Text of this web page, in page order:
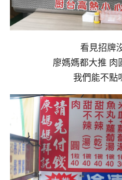
看見招牌
廖媽媽都大推 肉
我們能不點